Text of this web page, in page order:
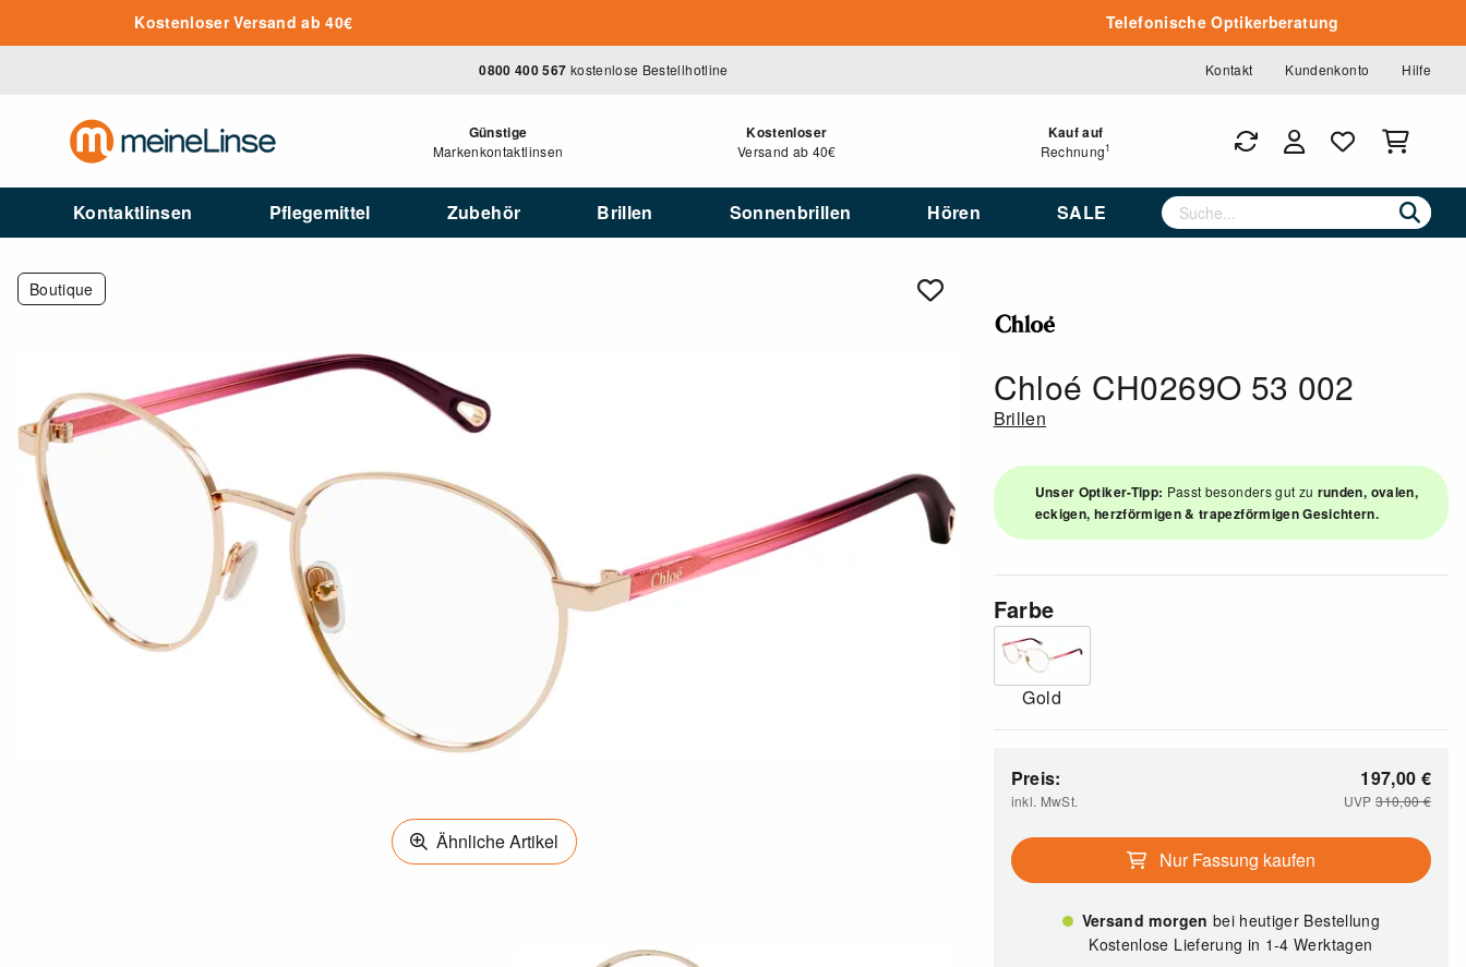
Zum Hauptinhalt springenKostenloser Versand ab 40€ Telefonische Optikerberatung
0800 400 567 kostenlose Bestellhotline Kontakt Kundenkonto Hilfe
Günstige
Markenkontaktlinsen
Kostenloser
Versand ab 40€
Kauf auf
Rechnung1
Kontaktlinsen Pflegemittel Zubehör Brillen Sonnenbrillen Hören SALE
Boutique
Ähnliche Artikel
Chloé CH0269O 53 002
Brillen
Unser Optiker-Tipp: Passt besonders gut zu runden, ovalen,
eckigen, herzförmigen & trapezförmigen Gesichtern.
Farbe
Gold
Preis:
inkl. MwSt.
197,00 €
UVP310,00€
Nur Fassung kaufen
Versand morgen bei heutiger Bestellung
Kostenlose Lieferung in 1-4 Werktagen